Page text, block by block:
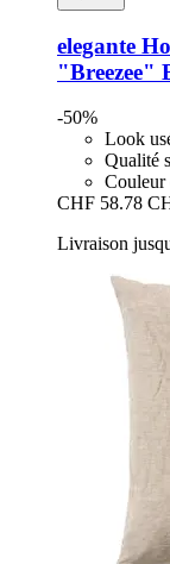
elegante
"Breezee"
-50%
Look
Qualité
Couleur
CHF 58.78
Livraison